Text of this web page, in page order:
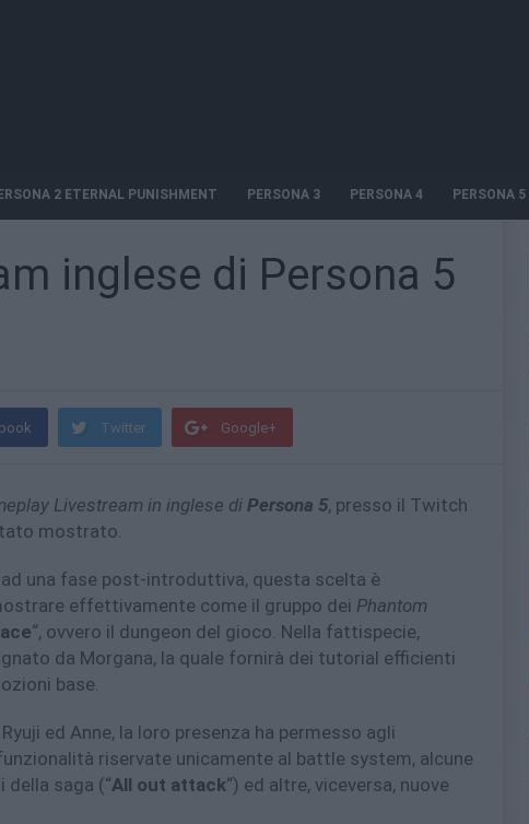
2 ETERNAL PUNISHMENT PERSONA 3 PERSONA 4 PERSONA 5
inglese di Persona 5
Twitter Google+
Livestream in inglese di Persona 5, presso il Twitch
mostrato.
una fase post-introduttiva, questa scelta è
effettivamente come il gruppo dei Phantom
“, ovvero il dungeon del gioco. Nella fattispecie,
da Morgana, la quale fornirà dei tutorial efficienti
base.
ed Anne, la loro presenza ha permesso agli
riservate unicamente al battle system, alcune
saga (“All out attack“) ed altre, viceversa, nuove